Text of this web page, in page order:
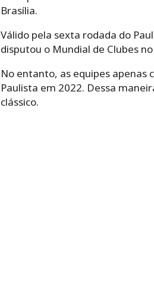
Brasília.
Válido pela sexta rodada do
disputou o Mundial de Clubes
No entanto, as equipes
Paulista em 2022. Dessa
clássico.